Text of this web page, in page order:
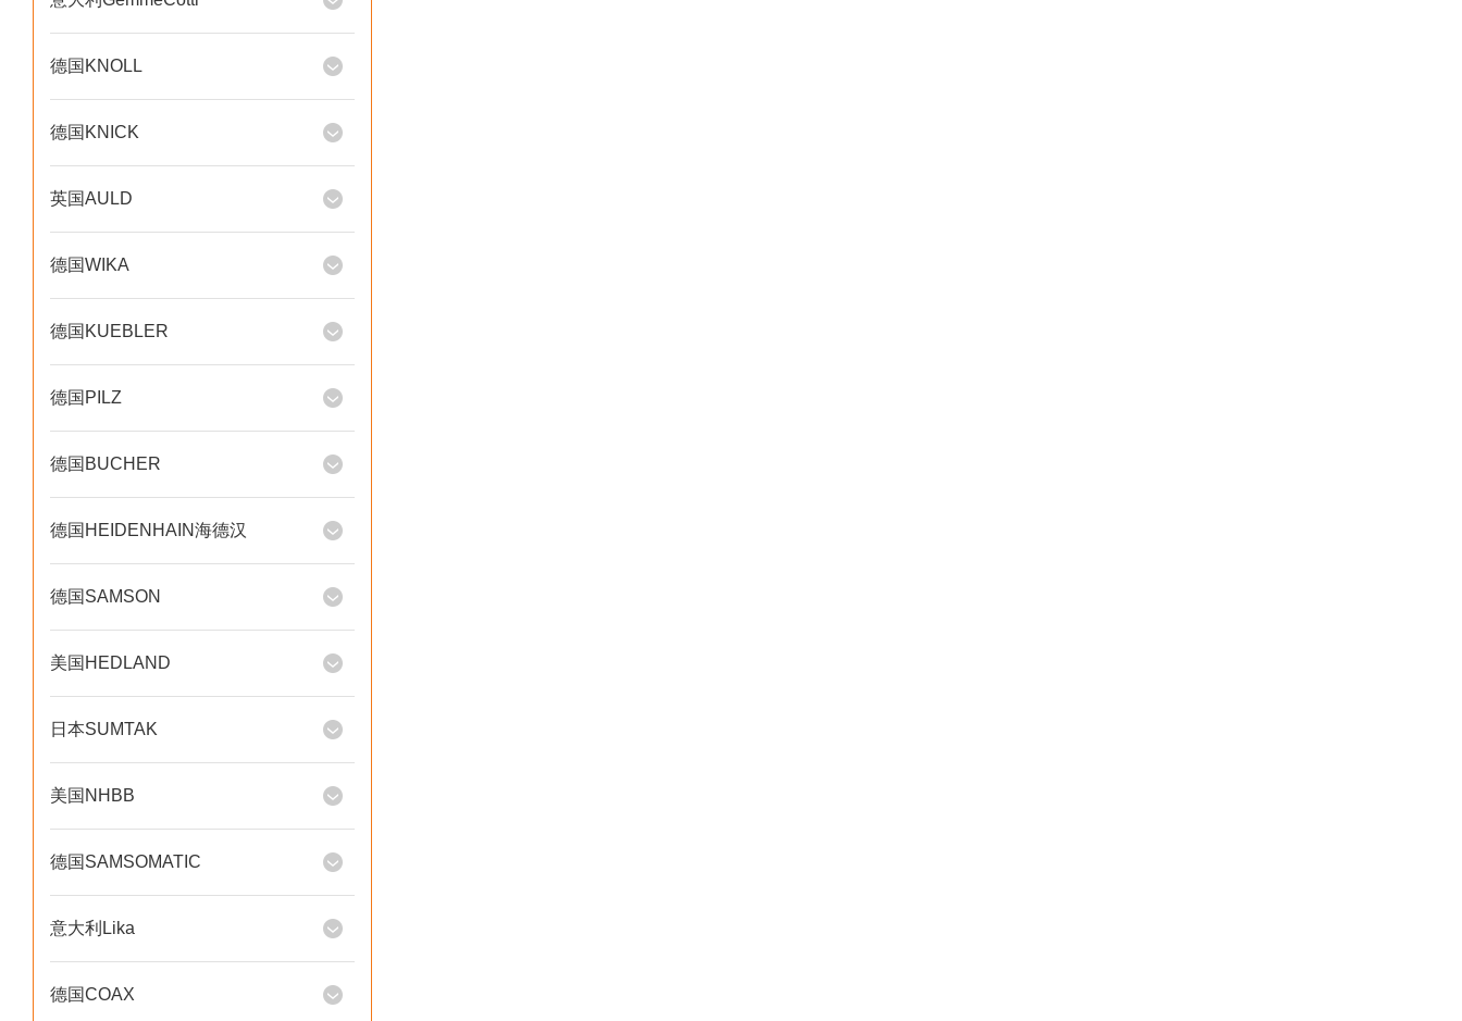
德国KNOLL
德国KNICK
英国AULD
德国WIKA
德国KUEBLER
德国PILZ
德国BUCHER
德国HEIDENHAIN海德汉
德国SAMSON
美国HEDLAND
日本SUMTAK
美国NHBB
德国SAMSOMATIC
意大利Lika
德国COAX